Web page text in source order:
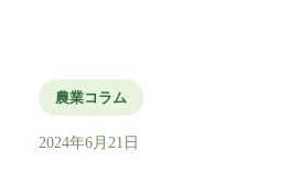
農業コラム
2024年6月21日